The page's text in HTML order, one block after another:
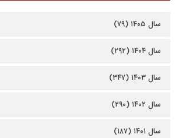
سال ۱۴۰۵ (۷۹)
سال ۱۴۰۴ (۲۹۲)
سال ۱۴۰۳ (۳۴۷)
سال ۱۴۰۲ (۲۹۰)
سال ۱۴۰۱ (۱۸۷)